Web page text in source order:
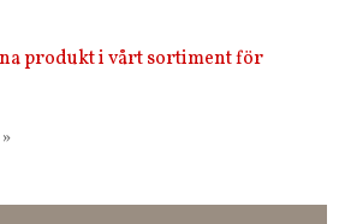
produkt i vårt sortiment för